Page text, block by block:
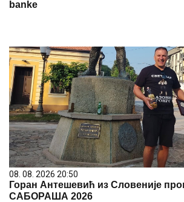
banke
08. 08. 2026 20:50
Горан Антешевић из Словеније
САБОРАША 2026